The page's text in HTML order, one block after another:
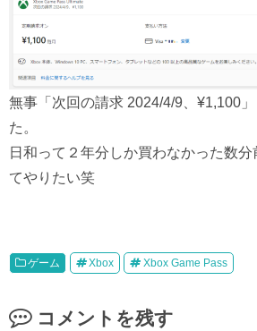
無事「次回の請求 2024/4/9、¥1,100
た。
日和って２年分しか買わなかった数
てやりたい笑
ゲーム Xbox Xbox Game Pass
コメントを残す